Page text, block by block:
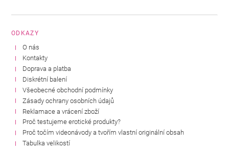
ODKAZY
O nás
Kontakty
Doprava a platba
Diskrétní balení
Všeobecné obchodní podmínky
Zásady ochrany osobních údajů
Reklamace a vrácení zboží
Proč testujeme erotické produkty?
Proč točím videonávody a tvořím vlastní originální obsah
Tabulka velikostí